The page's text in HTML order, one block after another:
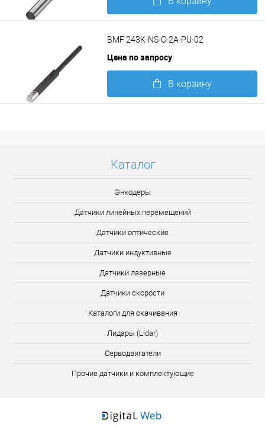
BMF 243K-NS-C-2A-PU-02
Цена по запросу
В корзину
Каталог
Энкодеры
Датчики линейных перемещений
Датчики оптические
Датчики индуктивные
Датчики лазерные
Датчики скорости
Каталоги для скачивания
Лидары (Lidar)
Серводвигатели
Прочие датчики и комплектующие